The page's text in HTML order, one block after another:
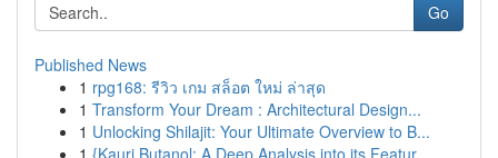
Go
Published News
1 rpg168: รีวิว เกม สล็อต ใหม่ ล่าสุด
1 Transform Your Dream : Architectural Design...
1 Unlocking Shilajit: Your Ultimate Overview to B...
1 {Kauri Butanol: A Deep Analysis into its Featur...